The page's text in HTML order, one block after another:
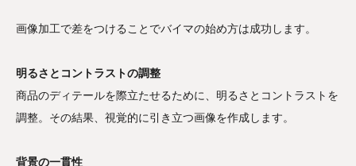
画像加工で差をつけることでバイマの始め方は成功します。
明るさとコントラストの調整
商品のディテールを際立たせるために、明るさとコントラストを
調整。その結果、視覚的に引き立つ画像を作成します。
背景の一貫性